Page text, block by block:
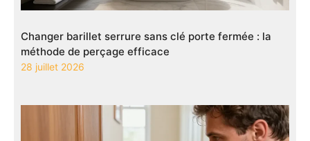
Changer barillet serrure sans clé porte fermée : la
méthode de perçage efficace
28 juillet 2026